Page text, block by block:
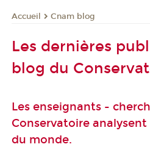
Accueil Cnam blog
Les dernières
blog du
Les enseignants -
Conservatoire
du monde.